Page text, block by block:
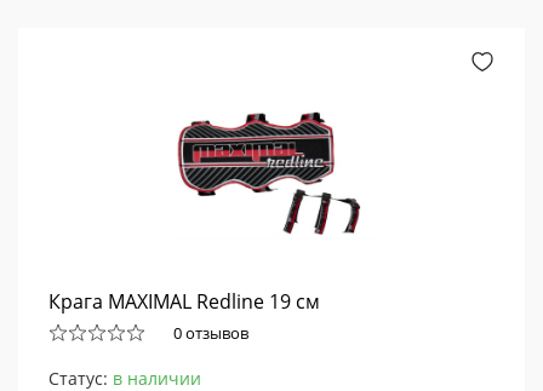
Крага MAXIMAL Redline 19 см
0 отзывов
Статус: в наличии